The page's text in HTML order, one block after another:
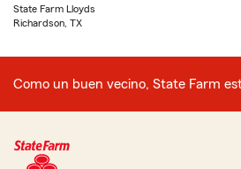
State Farm Lloyds
Richardson, TX
Como un buen vecino, State Farm